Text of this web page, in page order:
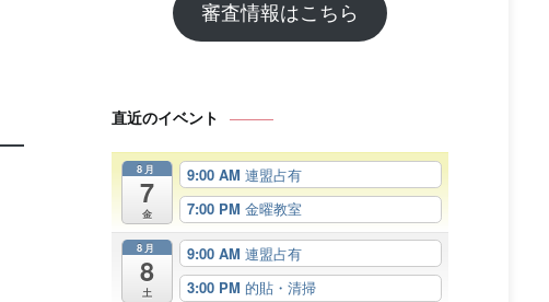
審査情報はこちら
直近のイベント
8月
7
金
9:00 AM 連盟占有
7:00 PM 金曜教室
8月
8
土
9:00 AM 連盟占有
3:00 PM 的貼・清掃